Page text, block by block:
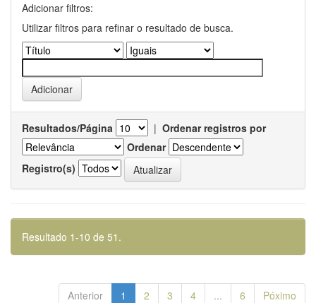
Adicionar filtros:
Utilizar filtros para refinar o resultado de busca.
Resultados/Página | Ordenar registros por
Ordenar
Registro(s)
Resultado 1-10 de 51.
Anterior 1 2 3 4 ... 6 Póximo